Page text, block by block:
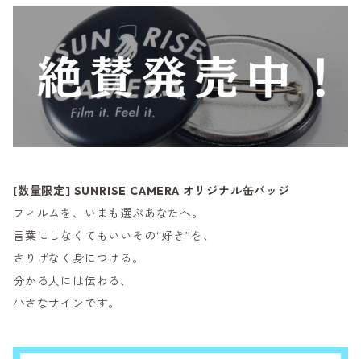
[数量限定] SUNRISE CAMERA オリジナル缶バッジ
フィルムを、いまも選ぶあなたへ。
言葉にしなくてもいいその“好き”を、
さりげなく身につける。
分かる人には伝わる、
小さなサインです。